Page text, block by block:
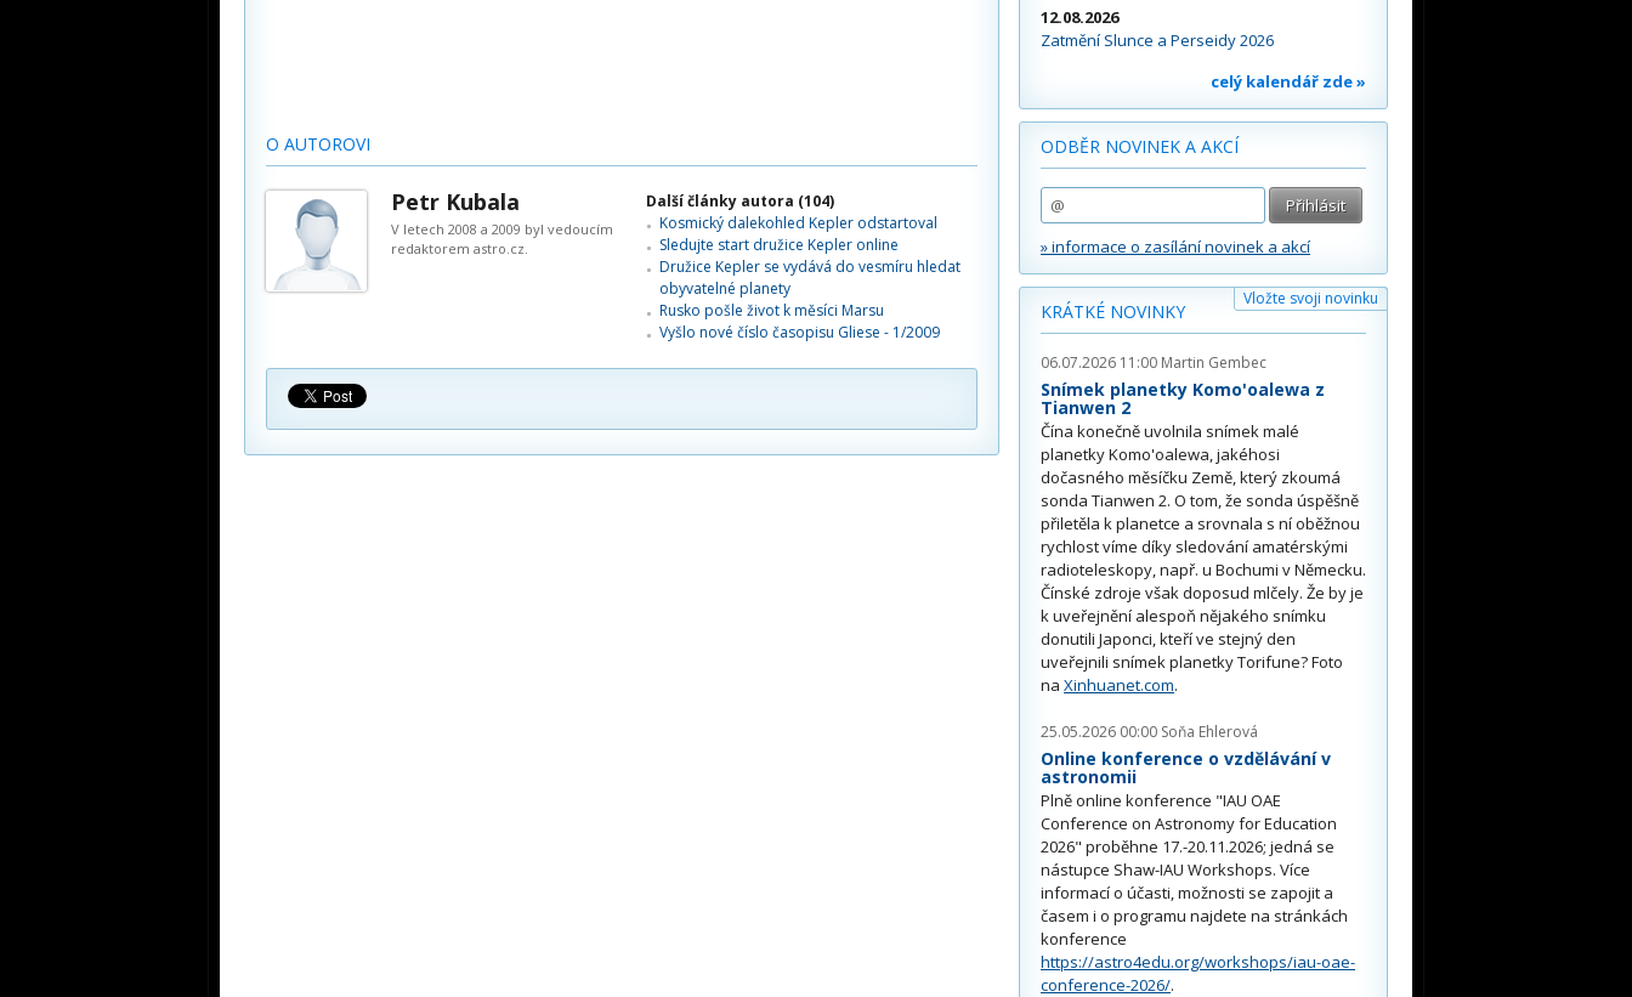
O AUTOROVI
Petr Kubala
V letech 2008 a 2009 byl vedoucím
redaktorem astro.cz.
Další články autora (104)
Kosmický dalekohled Kepler odstartoval
Sledujte start družice Kepler online
Družice Kepler se vydává do vesmíru hledat
obyvatelné planety
Rusko pošle život k měsíci Marsu
Vyšlo nové číslo časopisu Gliese - 1/2009
12.08.2026
Zatmění Slunce a Perseidy 2026
celý kalendář zde »
ODBĚR NOVINEK A AKCÍ
» informace o zasílání novinek a akcí
Vložte svoji novinku
KRÁTKÉ NOVINKY
06.07.2026 11:00 Martin Gembec
Snímek planetky Komo'oalewa z
Tianwen 2
Čína konečně uvolnila snímek malé
planetky Komo'oalewa, jakéhosi
dočasného měsíčku Země, který zkoumá
sonda Tianwen 2. O tom, že sonda úspěšně
přiletěla k planetce a srovnala s ní oběžnou
rychlost víme díky sledování amatérskými
radioteleskopy, např. u Bochumi v Německu.
Čínské zdroje však doposud mlčely. Že by je
k uveřejnění alespoň nějakého snímku
donutili Japonci, kteří ve stejný den
uveřejnili snímek planetky Torifune? Foto
na Xinhuanet.com.
25.05.2026 00:00 Soňa Ehlerová
Online konference o vzdělávání v
astronomii
Plně online konference "IAU OAE
Conference on Astronomy for Education
2026" proběhne 17.-20.11.2026; jedná se
nástupce Shaw-IAU Workshops. Více
informací o účasti, možnosti se zapojit a
časem i o programu najdete na stránkách
konference
https://astro4edu.org/workshops/iau-oae-
conference-2026/.